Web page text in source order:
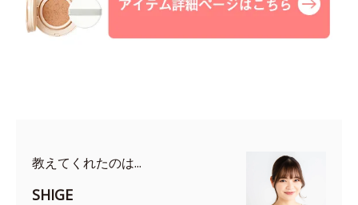
教えてくれたのは...
SHIGE